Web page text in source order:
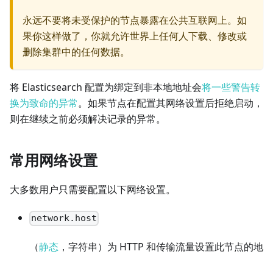
永远不要将未受保护的节点暴露在公共互联网上。如
果你这样做了，你就允许世界上任何人下载、修改或
删除集群中的任何数据。
将 Elasticsearch 配置为绑定到非本地地址会将一些警告转
换为致命的异常。如果节点在配置其网络设置后拒绝启动，
则在继续之前必须解决记录的异常。
常用网络设置
大多数用户只需要配置以下网络设置。
network.host
（静态 ，字符串）为 HTTP 和传输流量设置此节点的地